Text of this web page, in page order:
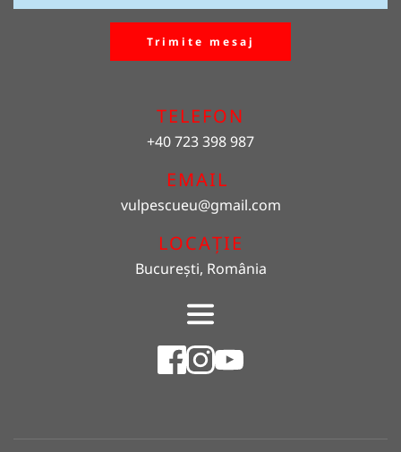
Trimite mesaj
TELEFON
+40 723 398 987
EMAIL
vulpescueu@gmail.com
LOCAȚIE
București, România